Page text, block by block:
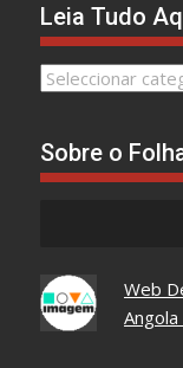
Leia Tudo
Leia
Sobre o
Web